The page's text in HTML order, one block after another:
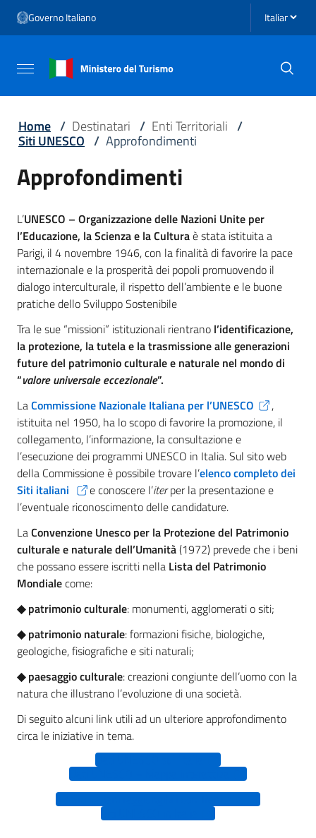
Vai al menu di navigazione
Vai al footer
Governo Italiano Seleziona
Attiva / disattiva la navigazione
Home / Destinatari / Enti Territoriali /
Siti UNESCO / Approfondimenti
Approfondimenti
L’UNESCO – Organizzazione delle Nazioni Unite per
l’Educazione, la Scienza e la Culturaè stata istituita a
Parigi, il 4 novembre 1946, con la finalità di favorire la pace
internazionale e la prosperità dei popoli promuovendo il
dialogo interculturale, il rispetto dell’ambiente e le buone
pratiche dello Sviluppo Sostenibile
Tra le sue “missioni” istituzionali rientrano l’identificazione,
la protezione, la tutela e la trasmissione alle generazioni
future del patrimonio culturale e naturale nel mondo di
“valore universale eccezionale”.
LaCommissione Nazionale Italiana per l’UNESCO
,
istituita nel 1950, ha lo scopo di favorire la promozione, il
collegamento, l’informazione, la consultazione e
l’esecuzione dei programmi UNESCO in Italia. Sul sito web
della Commissione è possibile trovare l’elenco completo dei
Siti italiani
e conoscere l’iterper la presentazione e
l’eventuale riconoscimento delle candidature.
LaConvenzione Unesco per la Protezione del Patrimonio
culturale e naturale dell’Umanità(1972) prevede che i beni
che possano essere iscritti nella Lista del Patrimonio
Mondialecome:
◆ patrimonio culturale: monumenti, agglomerati o siti;
◆ patrimonio naturale: formazioni fisiche, biologiche,
geologiche, fisiografiche e siti naturali;
◆ paesaggio culturale: creazioni congiunte dell’uomo con la
natura che illustrano l’evoluzione di una società.
Di seguito alcuni link utili ad un ulteriore approfondimento
circa le iniziative in tema.
Dati UNESCO sull’Italia
Dati UNESCO – Mappa interattiva
33 Siti italiani raggiungibili con Trenitalia
Siti UNESCO in Italia